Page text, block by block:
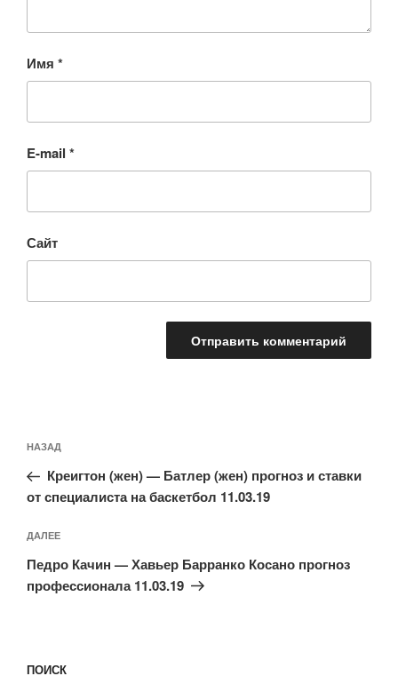
Имя *
E-mail *
Сайт
по
записям
Предыдущая
запись:
НАЗАД
Креигтон (жен) — Батлер (жен) прогноз и ставки
от специалиста на баскетбол 11.03.19
Следующая
запись
ДАЛЕЕ
Педро Качин — Хавьер Барранко Косано прогноз
профессионала 11.03.19
ПОИСК